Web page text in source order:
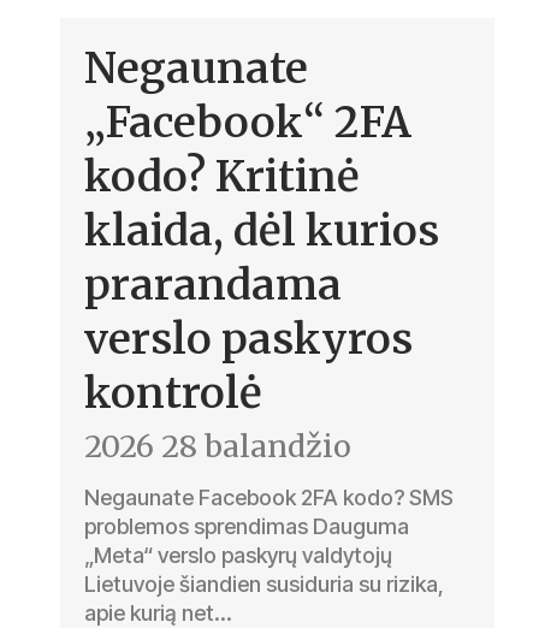
Negaunate
„Facebook“ 2FA
kodo? Kritinė
klaida, dėl kurios
prarandama
verslo paskyros
kontrolė
2026 28 balandžio
Negaunate Facebook 2FA kodo? SMS
problemos sprendimas Dauguma
„Meta“ verslo paskyrų valdytojų
Lietuvoje šiandien susiduria su rizika,
apie kurią net...